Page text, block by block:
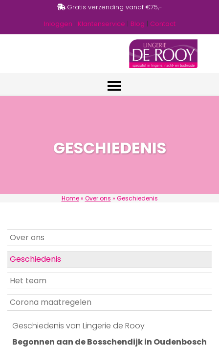
Gratis afhalen in de winkel
Inloggen | Klantenservice | Blog | Contact
GESCHIEDENIS
Home» Over ons » Geschiedenis
Over ons
Geschiedenis
Het team
Corona maatregelen
Geschiedenis van Lingerie de Rooy
Begonnen aan de Bosschendijk in Oudenbosch